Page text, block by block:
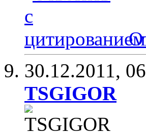
30.12.2011,
TSGIGOR